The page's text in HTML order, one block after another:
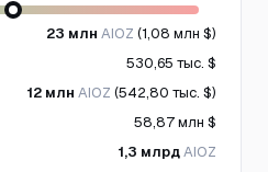
23 млн AIOZ (1,08 млн $)
530,65 тыс. $
12 млн AIOZ (542,80 тыс. $)
58,87 млн $
1,3 млрдAIOZ